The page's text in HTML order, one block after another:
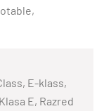
E-klass,
E, Razred